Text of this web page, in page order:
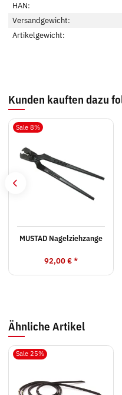
HAN:
Versandgewicht:
Artikelgewicht:
Kunden kauften dazu
Sale 8%
MUSTAD Nagelziehzange
92,00 €*
Ähnliche Artikel
Sale 25%